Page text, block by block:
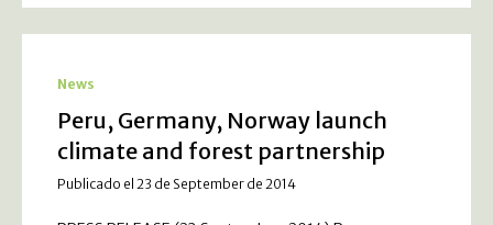
News
Peru, Germany, Norway launch
climate and forest partnership
Publicado el 23 de September de 2014